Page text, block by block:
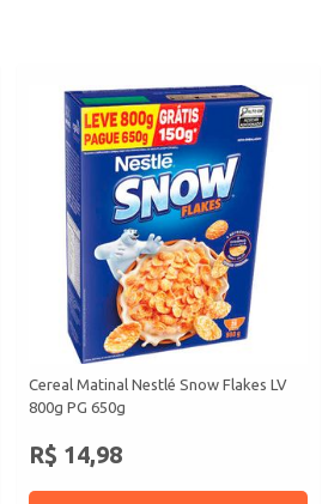
Cereal Matinal Nestlé Snow Flakes LV
800g PG 650g
R$ 14,98